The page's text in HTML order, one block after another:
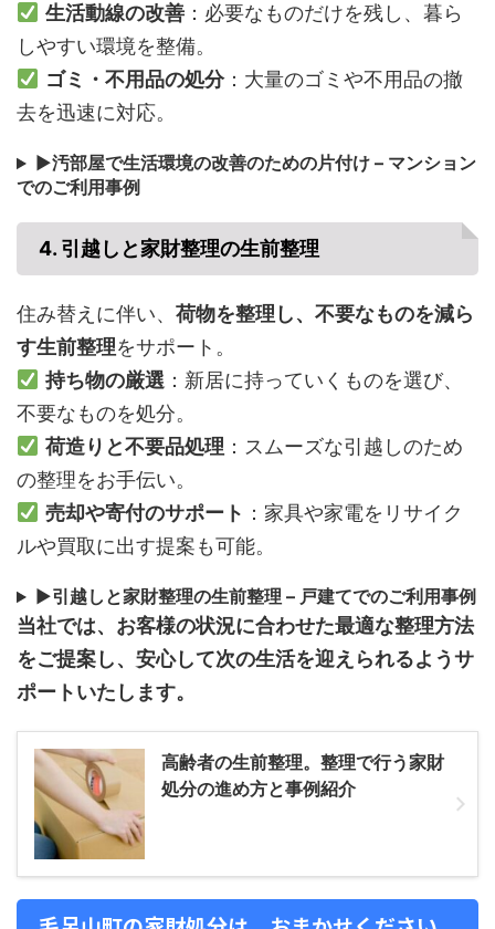
生活動線の改善：必要なものだけを残し、暮ら
しやすい環境を整備。
ゴミ・不用品の処分：大量のゴミや不用品の撤
去を迅速に対応。
▶汚部屋で生活環境の改善のための片付け – マンション
でのご利用事例
4. 引越しと家財整理の生前整理
住み替えに伴い、 荷物を整理し、不要なものを減ら
す生前整理をサポート。
持ち物の厳選：新居に持っていくものを選び、
不要なものを処分。
荷造りと不要品処理 ：スムーズな引越しのため
の整理をお手伝い。
売却や寄付のサポート ：家具や家電をリサイク
ルや買取に出す提案も可能。
▶引越しと家財整理の生前整理 – 戸建てでのご利用事例
当社では、お客様の状況に合わせた最適な整理方法
をご提案し、安心して次の生活を迎えられるようサ
ポートいたします。
高齢者の生前整理。整理で行う家財
処分の進め方と事例紹介